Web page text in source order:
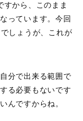
すから、このまま
っています。今回
しょうが、これが
分で出来る範囲で
る必要もないです
んですからね。